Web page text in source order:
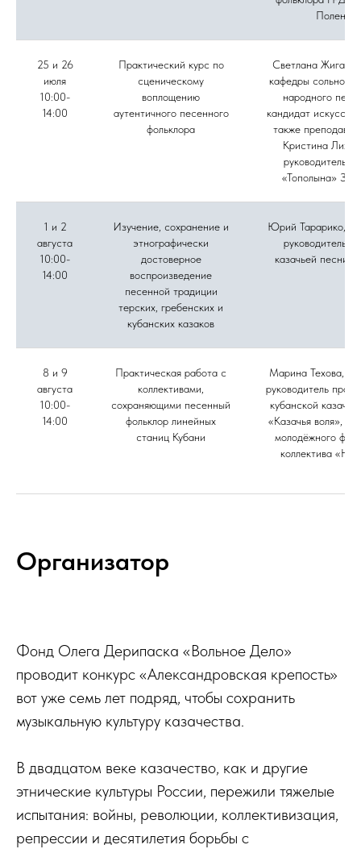
Поленова
25 и 26
июля
10:00-
14:00
Практический курс по
сценическому
воплощению
аутентичного песенного
фольклора
Светлана
кафедры сольного
народного
кандидат
также
Кристина
руководитель
«Тополына» Зоя
1 и 2
августа
10:00-
14:00
Изучение, сохранение и
этнографически
достоверное
воспроизведение
песенной традиции
терских, гребенских и
кубанских казаков
Юрий Тарарико,
руководитель
казачьей песни
8 и 9
августа
10:00-
14:00
Практическая работа с
коллективами,
сохраняющими песенный
фольклор линейных
станиц Кубани
Марина Техова,
руководитель
кубанской
«Казачья воля»,
молодёжного
коллектива
Организатор
Фонд Олега Дерипаска «Вольное Дело»
проводит конкурс «Александровская крепость»
вот уже семь лет подряд, чтобы сохранить
музыкальную культуру казачества.
В двадцатом веке казачество, как и другие
этнические культуры России, пережили тяжелые
испытания: войны, революции, коллективизация,
репрессии и десятилетия борьбы с